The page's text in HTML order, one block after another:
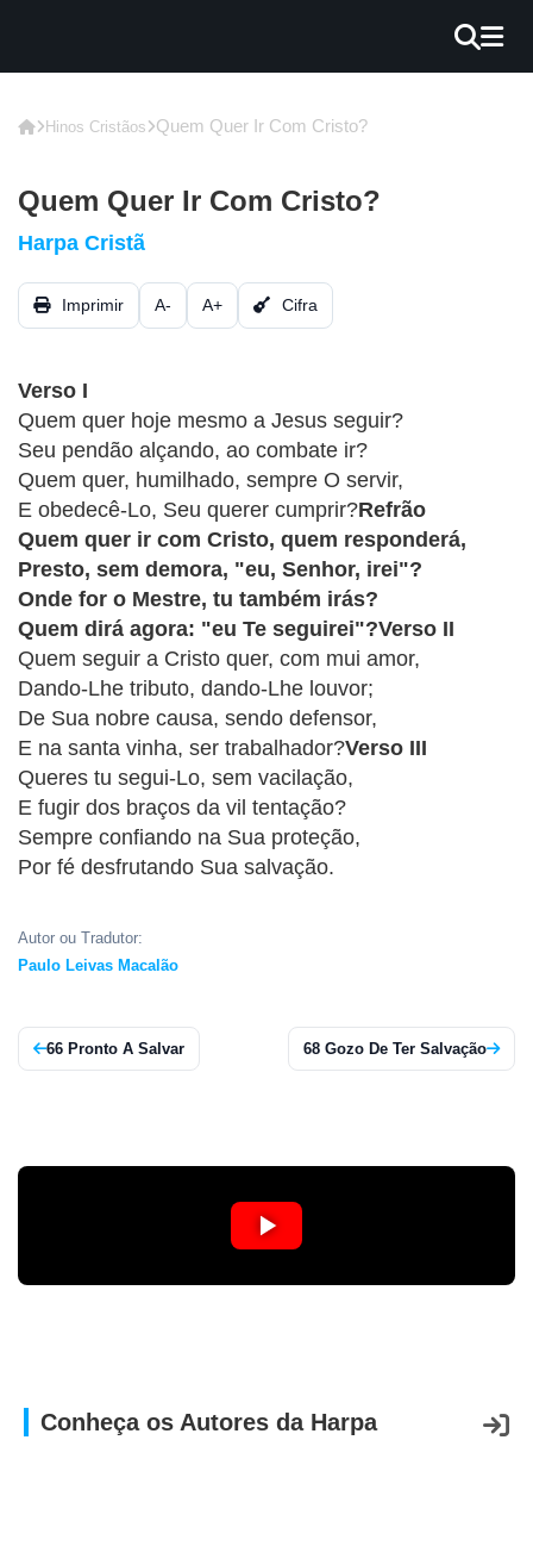
EBOOK
GRÁTIS
GUITAR
CIFRA
VÍDEO
HINOS
CRISTÃOS
TEORIA
MUSICAL
MINI
DOC
REVIEW
PLAYBACK
DA
HARPA
LISTAS
Hinos Cristãos Quem Quer Ir Com Cristo?
Quem Quer Ir Com Cristo?
Harpa Cristã
Imprimir A- A+ Cifra
Verso I
Quem quer hoje mesmo a Jesus seguir?
Seu pendão alçando, ao combate ir?
Quem quer, humilhado, sempre O servir,
E obedecê-Lo, Seu querer cumprir?Refrão
Quem quer ir com Cristo, quem responderá,
Presto, sem demora, "eu, Senhor, irei"?
Onde for o Mestre, tu também irás?
Quem dirá agora: "eu Te seguirei"?Verso II
Quem seguir a Cristo quer, com mui amor,
Dando-Lhe tributo, dando-Lhe louvor;
De Sua nobre causa, sendo defensor,
E na santa vinha, ser trabalhador?Verso III
Queres tu segui-Lo, sem vacilação,
E fugir dos braços da vil tentação?
Sempre confiando na Sua proteção,
Por fé desfrutando Sua salvação.
Autor ou Tradutor:
Paulo Leivas Macalão
66 Pronto A Salvar 68 Gozo De Ter Salvação
Conheça os Autores da Harpa